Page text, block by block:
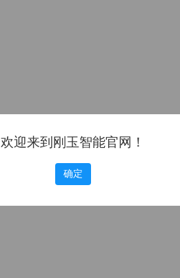
欢迎来到刚玉智能官网！
确定